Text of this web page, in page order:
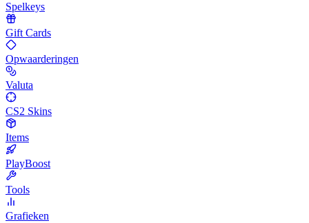
Spelkeys
Gift Cards
Opwaarderingen
Valuta
CS2 Skins
Items
PlayBoost
Tools
Grafieken